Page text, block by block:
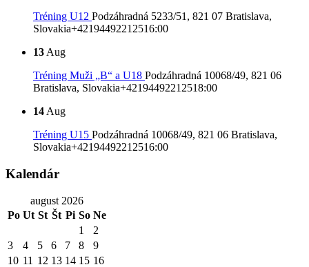
Tréning U12 Podzáhradná 5233/51, 821 07 Bratislava,
Slovakia+42194492212516:00
13Aug
Tréning Muži „B“ a U18 Podzáhradná 10068/49, 821 06
Bratislava, Slovakia+42194492212518:00
14Aug
Tréning U15 Podzáhradná 10068/49, 821 06 Bratislava,
Slovakia+42194492212516:00
Kalendár
august 2026
Po Ut St Št Pi So Ne
1
2
3
4 5 6 7 8
9
10 11 12 13 14 15 16